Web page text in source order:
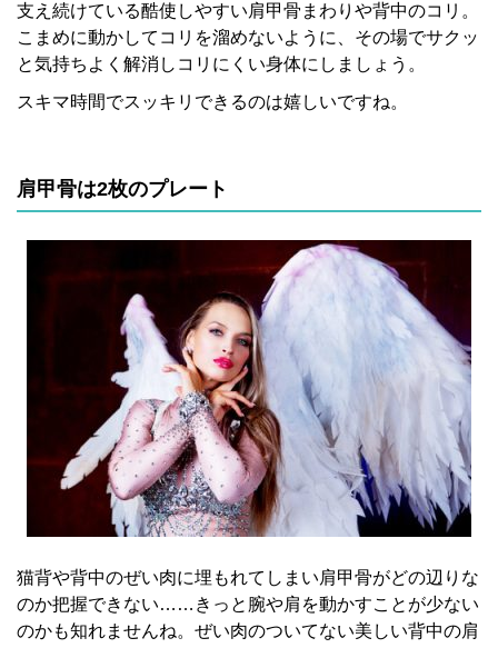
支え続けている酷使しやすい肩甲骨まわりや背中のコリ。
こまめに動かしてコリを溜めないように、その場でサクッ
と気持ちよく解消しコリにくい身体にしましょう。
スキマ時間でスッキリできるのは嬉しいですね。
肩甲骨は2枚のプレート
猫背や背中のぜい肉に埋もれてしまい肩甲骨がどの辺りな
のか把握できない……きっと腕や肩を動かすことが少ない
のかも知れませんね。ぜい肉のついてない美しい背中の肩